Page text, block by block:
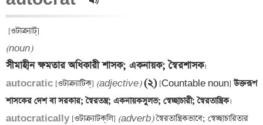
(noun)
সীমাহীন ক্ষমতার অধিকারী শাসক; একনায়ক; স্বৈরশাসক
autocratic [ওটাক্র্যাটিক্] (adjective) (২) [Countable noun] উক্তরূপ
শাসকের দেশ বা সরকার; স্বৈরতন্ত্র; একনায়কসুলভ; স্বেচ্ছাচারী; স্বৈরতান্ত্রিক
autocratically
[ওটাক্র্যাটক্‌লি] (adverb) স্বৈরতান্ত্রিকভাবে; স্বেচ্ছাচারিতার